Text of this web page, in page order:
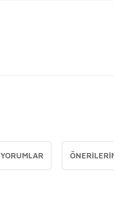
YORUMLAR